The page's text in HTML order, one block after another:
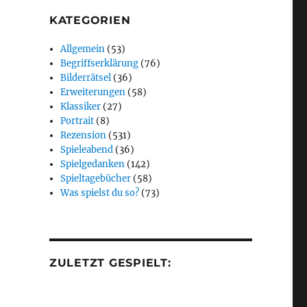
KATEGORIEN
Allgemein (53)
Begriffserklärung (76)
Bilderrätsel (36)
Erweiterungen (58)
Klassiker (27)
Portrait (8)
Rezension (531)
Spieleabend (36)
Spielgedanken (142)
Spieltagebücher (58)
Was spielst du so? (73)
ZULETZT GESPIELT: